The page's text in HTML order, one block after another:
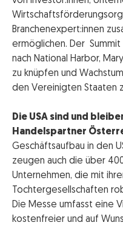
Branchenexpert:innen
ermöglichen. Der Summit
nach National Harbor,
zu knüpfen und
den Vereinigten Staaten
Die USA sind und
Handelspartner
Geschäftsaufbau in den
zeugen auch die über
Unternehmen, die mit
Tochtergesellschaften
Die Messe umfasst eine
kostenfreier und auf